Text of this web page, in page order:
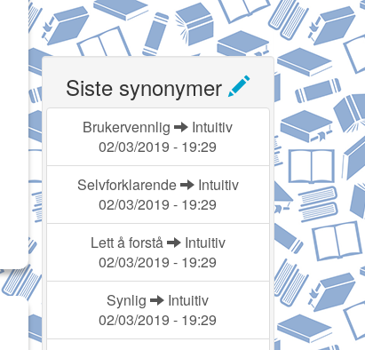
Siste synonymer
Brukervennlig
Intuitiv
02/03/2019 - 19:29
Selvforklarende
Intuitiv
02/03/2019 - 19:29
Lett å forstå
Intuitiv
02/03/2019 - 19:29
Synlig
Intuitiv
02/03/2019 - 19:29